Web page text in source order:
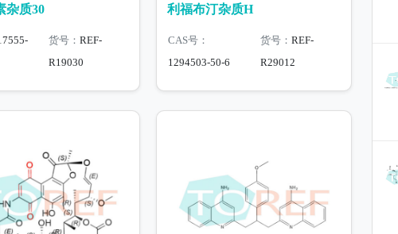
杂质30
货号： REF-
R19030
利福布汀杂质H
CAS号：
1294503-50-6
货号： REF-
R29012